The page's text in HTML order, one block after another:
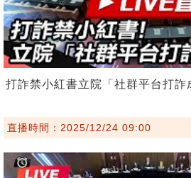
打詐禁小紅書立院「社群平台打詐
直播時間：2025/12/24 09:00